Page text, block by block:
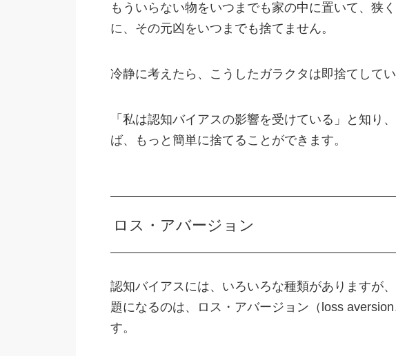
もういらない物をいつまでも家の中に置いて、狭
に、その元凶をいつまでも捨てません。
冷静に考えたら、こうしたガラクタは即捨てしてい
「私は認知バイアスの影響を受けている」と知り
ば、もっと簡単に捨てることができます。
ロス・アバージョン
認知バイアスには、いろいろな種類がありますが
題になるのは、ロス・アバージョン（loss
す。